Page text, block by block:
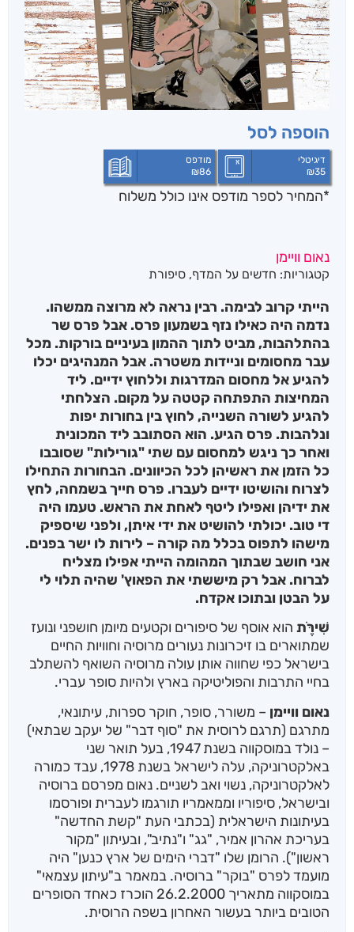
הוספה לסל
דיגיטלי
₪35
מודפס
₪86
*המחיר לספר מודפס אינו כולל משלוח
נאום וויימן
קטגוריות: חדשים על המדף, סיפורת
הייתי קרוב לבימה. רבין נראה לא מרוצה ממשהו.
נדמה היה כאילו נזף בשמעון פרס. אבל פרס שר
בהתלהבות, מביט לתוך ההמון בעיניים בורקות. מכל
עבר מחסומים וניידות משטרה. אבל המנהיגים יכלו
להגיע אל מחסום המדרגות וללחוץ ידיים. ליד
המחיצות התפתחה קטטה על מקום. הצלחתי
להגיע לשורה השנייה, לחוץ בין בחורות יפות
ונלהבות. פרס הגיע. הוא הסתובב ליד המכונית
ואחר כך ניגש למחסום עם שתי "גורילות" שסובבו
כל הזמן את ראשיהן לכל הכיוונים. הבחורות התחילו
לצרוח והושיטו ידיים לעברו. פרס חייך בשמחה, לחץ
את ידיהן ואפילו ליטף לאחת את הראש. טעמו היה
די טוב. יכולתי להושיט את ידי איתן, ולפני שיספיק
מישהו לתפוס בכלל מה קורה – לירות לו ישר בפנים.
אני חושב שבתוך המהומה הייתי אפילו מצליח
לברוח. אבל רק מיששתי את הפאוץ' שהיה תלוי לי
על הבטן ובתוכו אקדח.
שִׁירֶֹּת הוא אוסף של סיפורים וקטעים מיומן חושפני ונועז
שמתוארים בו זיכרונות נעורים מרוסיה וחוויות החיים
בישראל כפי שחווה אותן עולה מרוסיה השואף להשתלב
בחיי התרבות והפוליטיקה בארץ ולהיות סופר עברי.
נאום וויימן – משורר, סופר, חוקר ספרות, עיתונאי,
מתרגם (תרגם לרוסית את "סוף דבר" של יעקב שבתאי)
– נולד במוסקווה בשנת 1947, בעל תואר שני
באלקטרוניקה, עלה לישראל בשנת 1978, עבד כמורה
לאלקטרוניקה, נשוי ואב לשניים. נאום מפרסם ברוסיה
ובישראל, סיפוריו וממאמריו תורגמו לעברית ופורסמו
בעיתונות הישראלית (בכתבי העת "קשת החדשה"
בעריכת אהרון אמיר, "גג" ו"נתיב", ובעיתון "מקור
ראשון"). הרומן שלו "דברי הימים של ארץ כנען" היה
מועמד לפרס "בוקר" ברוסיה. במאמר ב"עיתון עצמאי"
במוסקווה מתאריך 26.2.2000 הוכרז כאחד הסופרים
הטובים ביותר בעשור האחרון בשפה הרוסית.